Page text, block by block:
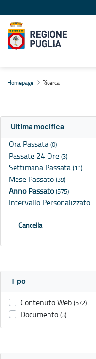
Homepage Ricerca
Ultima modifica
Ora Passata (0)
Passate 24 Ore (3)
Settimana Passata (11)
Mese Passato (39)
Anno Passato(575)
Intervallo Personalizzato…
Cancella
Tipo
Contenuto Web (572)
Documento (3)